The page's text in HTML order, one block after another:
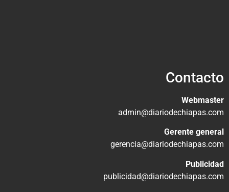
Contacto
Webmaster
admin@diariodechiapas.com
Gerente general
gerencia@diariodechiapas.com
Publicidad
publicidad@diariodechiapas.com